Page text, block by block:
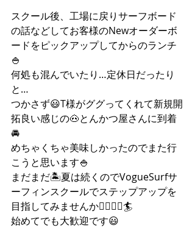
スクール後、工場に戻りサーフボード
の話などしてお客様のNewオーダーボ
ードをピックアップしてからのランチ
🍚
何処も混んでいたり…定休日だったり
と…
つかさず😃T様がググってくれて新規開
拓良い感じの🐽とんかつ屋さんに到着
🚘
めちゃくちゃ美味しかったのでまた行
こうと思います🍚
まだまだ🏝️夏は続くのでVogueSurfサ
ーフィンスクールでステップアップを
目指してみませんか🏄‍♂️🏄‍♀️🏄
始めてでも大歓迎です😃